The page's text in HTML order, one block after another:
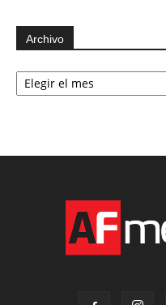
Archivo
Archivo